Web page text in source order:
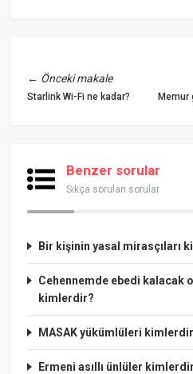
← Önceki makale
Starlink Wi-Fi ne kadar? Memur
Benzer sorular
Sıkça sorulan sorular
Bir kişinin yasal mirasçıları
Cehennemde ebedi kalacak
kimlerdir?
MASAK yükümlüleri
Ermeni asıllı ünlüler